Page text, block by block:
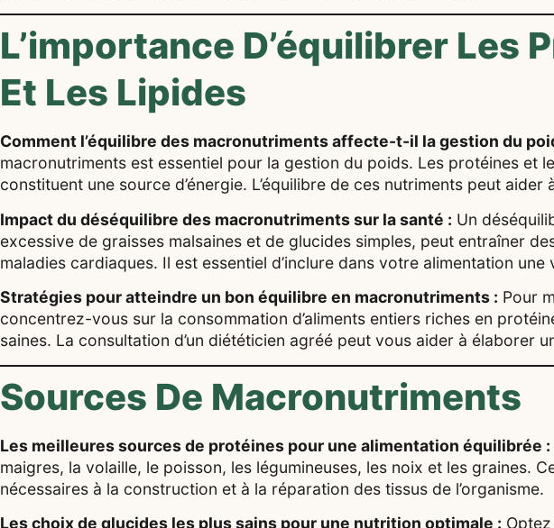
L’importance D’équilibrer Les
Et Les Lipides
Comment l’équilibre des macronutriments affecte-t-il la gestion du
macronutriments est essentiel pour la gestion du poids. Les protéines et
constituent une source d’énergie. L’équilibre de ces nutriments peut
Impact du déséquilibre des macronutriments sur la santé : Un
excessive de graisses malsaines et de glucides simples, peut entraîner
maladies cardiaques. Il est essentiel d’inclure dans votre alimentation une
Stratégies pour atteindre un bon équilibre en macronutriments : Pour
concentrez-vous sur la consommation d’aliments entiers riches en
saines. La consultation d’un diététicien agréé peut vous aider à élaborer
Sources De Macronutriments
Les meilleures sources de protéines pour une alimentation équilibrée :
maigres, la volaille, le poisson, les légumineuses, les noix et les graines.
nécessaires à la construction et à la réparation des tissus de l’organisme.
Les choix de glucides les plus sains pour une nutrition optimale :